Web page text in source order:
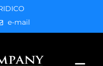
e-mail